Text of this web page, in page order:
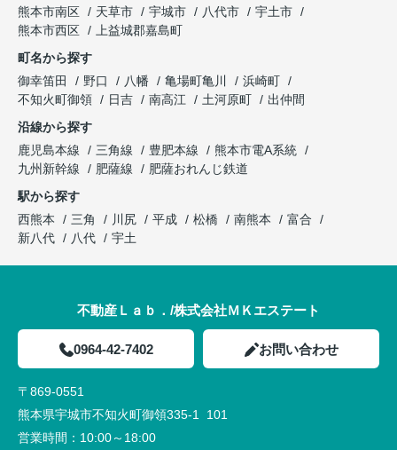
熊本市南区
天草市 宇城市 八代市
宇土市
熊本市西区
上益城郡嘉島町
町名から探す
御幸笛田
野口 八幡 亀場町亀川
浜崎町
不知火町御領
日吉 南高江 土河原町
出仲間
沿線から探す
鹿児島本線
三角線 豊肥本線
熊本市電A系統
九州新幹線
肥薩線
肥薩おれんじ鉄道
駅から探す
西熊本
三角 川尻 平成 松橋 南熊本
富合
新八代
八代 宇土
不動産Ｌａｂ．/株式会社ＭＫエステート
0964-42-7402 お問い合わせ
〒869-0551
熊本県宇城市不知火町御領335-1 101
営業時間： 10:00～18:00